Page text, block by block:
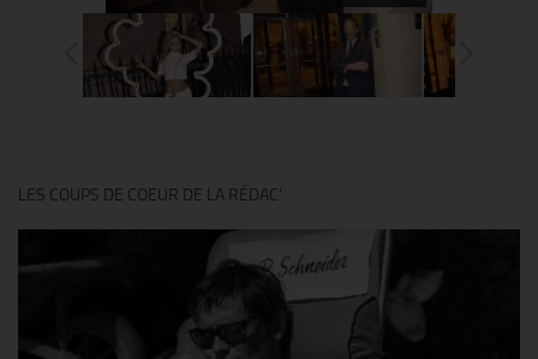
LES COUPS DE COEUR DE LA RÉDAC’